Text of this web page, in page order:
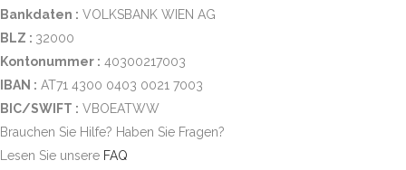
Bankdaten : VOLKSBANK WIEN AG
BLZ : 32000
Kontonummer : 40300217003
IBAN : AT71 4300 0403 0021 7003
BIC/SWIFT : VBOEATWW
Brauchen Sie Hilfe? Haben Sie Fragen?
Lesen Sie unsere FAQ